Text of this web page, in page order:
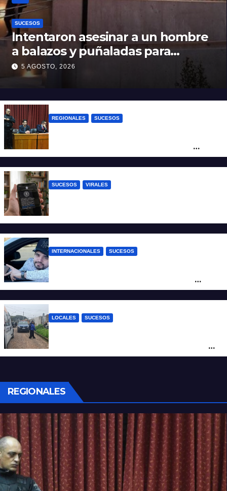
SUCESOS
Intentaron asesinar a un hombre
a balazos y puñaladas para
robarle su moto en barrio Santa
Rosa de Lima
5 AGOSTO, 2026
REGIONALES SUCESOS
infantil
SUCESOS VIRALES
INTERNACIONALES SUCESOS
transmisión en vivo
LOCALES SUCESOS
Nuevo Horizonte
REGIONALES